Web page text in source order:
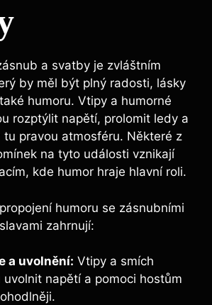
a svatby je zvláštním
by měl být plný radosti, lásky
humoru. Vtipy a humorné
rozptýlit napětí, prolomit ledy a
pravou atmosféru. Některé z
na tyto události vznikají
kde humor hraje hlavní roli.
humoru se zásnubními
zahrnují:
a uvolnění: Vtipy a smích
uvolnit napětí a pomoci hostům